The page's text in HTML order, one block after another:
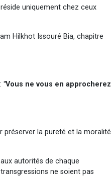
uniquement chez ceux
Hilkhot Issouré Bia, chapitre
"Vous ne vous en approcherez
préserver la pureté et la moralité
autorités de chaque
ne soient pas